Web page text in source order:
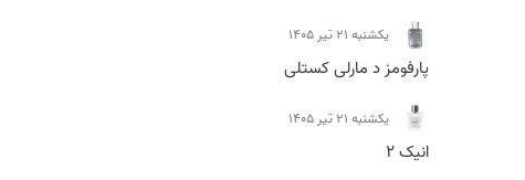
يكشنبه 21 تیر 1405
پارفومز د مارلی کستلی
يكشنبه 21 تیر 1405
انیک 2